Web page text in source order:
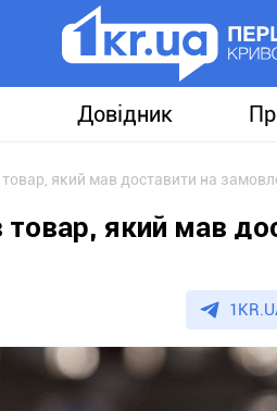
Довідник
який мав доставити на
який мав